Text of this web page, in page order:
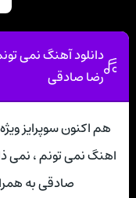
دانلود آهنگ نمی
رضا صادقی
هم اکنون سوپرایز
اهنگ نمی تونم ، نمی
صادقی به